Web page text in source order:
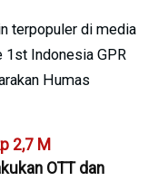
terpopuler di media
1st Indonesia GPR
Humas
2,7 M
OTT dan